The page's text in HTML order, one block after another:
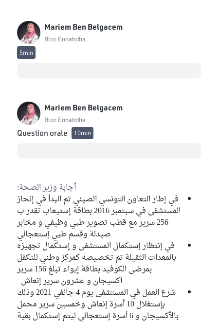
Mariem Ben Belgacem
Bloc Ennahdha
5min
Mariem Ben Belgacem
Bloc Ennahdha
Question orale 10min
أجابة وزير الصحة:
في إطار التعاون التونسي الصيني تم البدأ في إنحاز
المستشفى في سبتمبر 2016 بطاقة إستيعاب تقدر ب
256 سرير مع قطب تصوير طبي وظيفي و مخابر
صيدلة وقسم طبي إستعجالي
في إنتظار إستكمال المستشفى و إستكمال تجهيزه
بالمعدات الثقيلة تم تخصيصه كمركز وطني للتكفل
بمرضى الكوفيد بطاقة إيواء تبلغ 156 سرير
أكسيجان و عشرون سرير إنعاش
شرع العمل في المستشفى يوم 4 جانفي 2021 وذلك
بإستغلال 10 أسرة إنعاش وخمسين سرير محمل
بالأكسيجان و 6 أسرة إستعجالي ليتم إستكمال بقية